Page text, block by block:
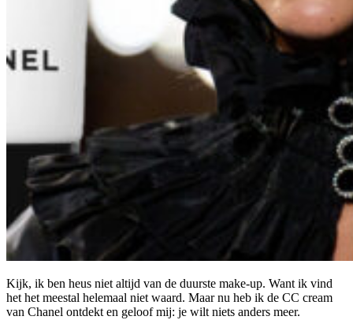
Kijk, ik ben heus niet altijd van de duurste make-up. Want ik vind
het het meestal helemaal niet waard. Maar nu heb ik de CC cream
van Chanel ontdekt en geloof mij: je wilt niets anders meer.